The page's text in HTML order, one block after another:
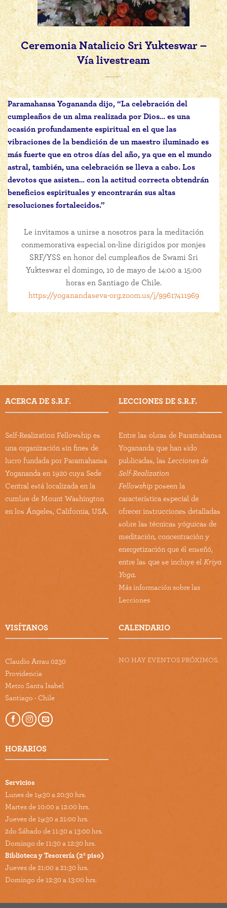
Ceremonia Natalicio Sri Yukteswar –
Vía livestream
Paramahansa Yogananda dijo, “La celebración del
cumpleaños de un alma realizada por Dios… es una
ocasión profundamente espiritual en el que las
vibraciones de la bendición de un maestro iluminado es
más fuerte que en otros días del año, ya que en el mundo
astral, también, una celebración se lleva a cabo. Los
devotos que asisten… con la actitud correcta obtendrán
beneficios espirituales y encontrarán sus altas
resoluciones fortalecidos.”
Le invitamos a unirse a nosotros para la meditación
conmemorativa especial on-line dirigidos por monjes
SRF/YSS en honor del cumpleaños de Swami Sri
Yukteswar el domingo, 10 de mayo de 14:00 a 15:00
horas en Santiago de Chile.
https://yoganandaseva-org.zoom.us/j/99617411969
ACERCA DE S.R.F.
Self-Realization Fellowship es
una organización sin fines de
lucro fundada por Paramahansa
Yogananda en 1920 cuya Sede
Central está localizada en la
cumbre de Mount Washington
en los Ángeles, California, USA.
LECCIONES DE S.R.F.
Entre las obras de Paramahansa
Yogananda que han sido
publicadas, las Lecciones de
Self-Realization
Fellowship poseen la
característica especial de
ofrecer instrucciones detalladas
sobre las técnicas yóguicas de
meditación, concentración y
energetización que él enseñó,
entre las que se incluye el Kriya
Yoga.
Más información sobre las
Lecciones
VISÍTANOS
Claudio Arrau 0230
Providencia
Metro Santa Isabel
Santiago - Chile
HORARIOS
Servicios
Lunes de 19:30 a 20:30 hrs.
Martes de 10:00 a 12:00 hrs.
Jueves de 19:30 a 21:00 hrs.
2do Sábado de 11:30 a 13:00 hrs.
Domingo de 11:30 a 12:30 hrs.
Biblioteca y Tesorería (2º piso)
Jueves de 21:00 a 21:30 hrs.
Domingo de 12:30 a 13:00 hrs.
CALENDARIO
NO HAY EVENTOS PRÓXIMOS.